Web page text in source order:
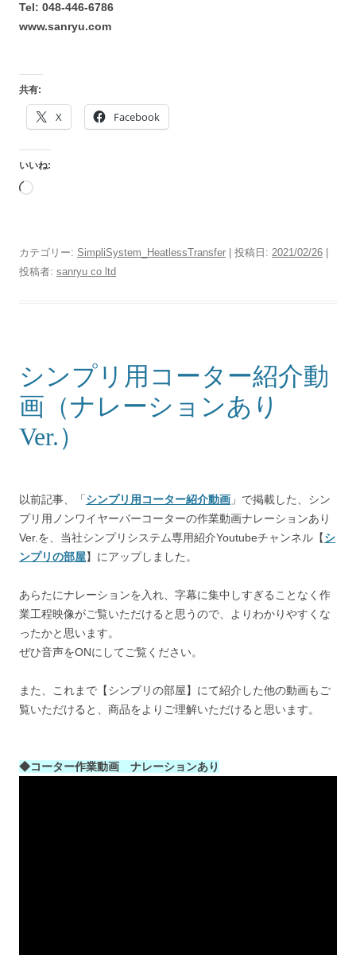
Tel: 048-446-6786
www.sanryu.com
共有:
X Facebook
いいね:
読
み
中…
カテゴリー: SimpliSystem_HeatlessTransfer | 投稿日: 2021/02/26
投稿者: sanryu co ltd
シンプリ用コーター紹介動
画（ナレーションあり
Ver.）
以前記事、「シンプリ用コーター紹介動画 」で掲載した、シン
プリ用ノンワイヤーバーコーターの作業動画ナレーションあり
Ver.を、当社シンプリシステム専用紹介Youtubeチャンネル【シ
ンプリの部屋】にアップしました。
あらたにナレーションを入れ、字幕に集中しすぎることなく作
業工程映像がご覧いただけると思うので、よりわかりやすくな
ったかと思います。
ぜひ音声をONにしてご覧ください。
また、これまで【シンプリの部屋】にて紹介した他の動画もご
覧いただけると、商品をよりご理解いただけると思います。
◆コーター作業動画 ナレーションあり